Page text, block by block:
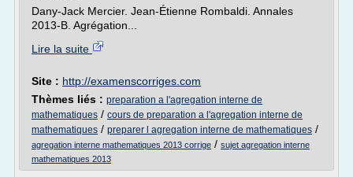
Dany-Jack Mercier. Jean-Étienne Rombaldi. Annales
2013-B. Agrégation...
Lire la suite
Site : http://examenscorriges.com
Thèmes liés : preparation a l'agregation interne de
mathematiques / cours de preparation a l'agregation interne de
mathematiques / preparer l agregation interne de mathematiques /
agregation interne mathematiques 2013 corrige / sujet agregation interne
mathematiques 2013